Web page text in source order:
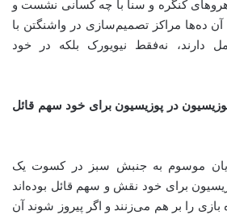
کنگره و سنا با چه کسانی نشست ‌و
ده‌ها مراکز تصمیم‌‌سازی در واشنگتن با
دارند، نه‌فقط نیویورک بلکه در خود
در پوزیسیون برای خود سهم قائل
موسوم به جنبش سبز در کسوت یک
برای خود نقش و سهم قائل بوده‌اند
بازی را بر هم می‌زنند و اگر پیروز شوند آن